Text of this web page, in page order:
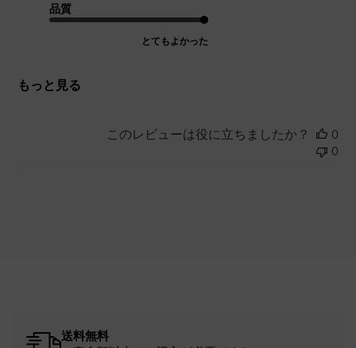
品質
とてもよかった
もっと見る
このレビューは役に立ちましたか？
0
0
送料無料